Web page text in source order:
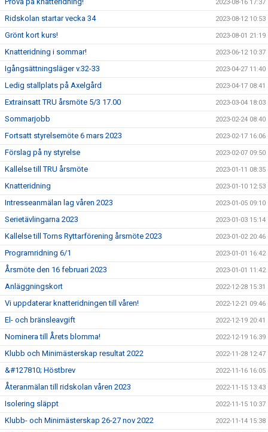
2023-08-16 17:37
Ridskolan startar vecka 34 2023-08-12 10:53
Grönt kort kurs! 2023-08-01 21:19
Knatteridning i sommar! 2023-06-12 10:37
Igångsättningsläger v.32-33 2023-04-27 11:40
Ledig stallplats på Axelgård 2023-04-17 08:41
Extrainsatt TRU årsmöte 5/3 17.00 2023-03-04 18:03
Sommarjobb 2023-02-24 08:40
Fortsatt styrelsemöte 6 mars 2023 2023-02-17 16:06
Förslag på ny styrelse 2023-02-07 09:50
Kallelse till TRU årsmöte 2023-01-11 08:35
Knatteridning 2023-01-10 12:53
Intresseanmälan lag våren 2023 2023-01-05 09:10
Serietävlingarna 2023 2023-01-03 15:14
Kallelse till Torns Ryttarförening årsmöte 2023 2023-01-02 20:46
Programridning 6/1 2023-01-01 16:42
Årsmöte den 16 februari 2023 2023-01-01 11:42
Anläggningskort 2022-12-28 15:31
Vi uppdaterar knatteridningen till våren! 2022-12-21 09:46
El- och bränsleavgift 2022-12-19 20:41
Nominera till Årets blomma! 2022-12-19 16:39
Klubb och Minimästerskap resultat 2022 2022-11-28 12:47
&#127810; Höstbrev 2022-11-16 16:05
Återanmälan till ridskolan våren 2023 2022-11-15 13:43
Isolering släppt 2022-11-15 10:37
Klubb- och Minimästerskap 26-27 nov 2022 2022-11-14 15:38